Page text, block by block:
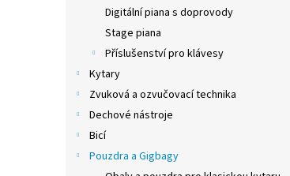
Digitální piana s doprovody
Stage piana
Příslušenství pro klávesy
Kytary
Zvuková a ozvučovací technika
Dechové nástroje
Bicí
Pouzdra a Gigbagy